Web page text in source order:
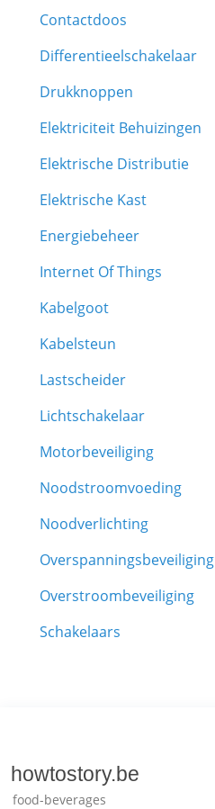
Contactdoos
Differentieelschakelaar
Drukknoppen
Elektriciteit Behuizingen
Elektrische Distributie
Elektrische Kast
Energiebeheer
Internet Of Things
Kabelgoot
Kabelsteun
Lastscheider
Lichtschakelaar
Motorbeveiliging
Noodstroomvoeding
Noodverlichting
Overspanningsbeveiliging
Overstroombeveiliging
Schakelaars
howtostory.be
food-beverages